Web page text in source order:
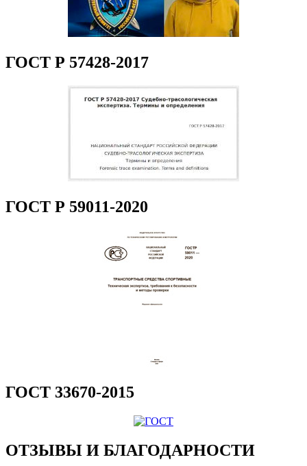
ГОСТ Р 57428-2017
ГОСТ Р 59011-2020
ГОСТ 33670-2015
ОТЗЫВЫ И БЛАГОДАРНОСТИ